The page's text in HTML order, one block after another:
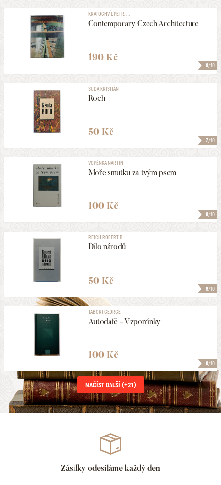
8/10
KRATOCHVÍL PETR, ...
Contemporary Czech Architecture
190 Kč
7/10
SUDA KRISTIÁN
Roch
50 Kč
8/10
VOPĚNKA MARTIN
Moře smutku za tvým psem
100 Kč
8/10
REICH ROBERT B.
Dílo národů
50 Kč
8/10
TABORI GEORGE
Autodafé - Vzpomínky
100 Kč
NAČÍST DALŠÍ (+21)
Zásilky odesíláme každý den